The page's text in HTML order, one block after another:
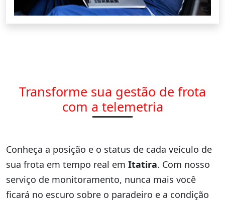
Transforme sua gestão de frota
com a telemetria
Conheça a posição e o status de cada veículo de
sua frota em tempo real em Itatira. Com nosso
serviço de monitoramento, nunca mais você
ficará no escuro sobre o paradeiro e a condição